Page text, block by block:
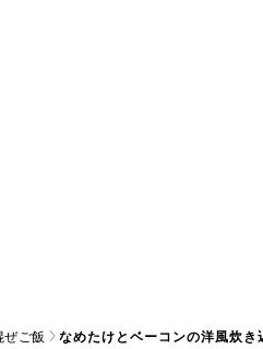
ぜご飯 なめたけとベーコンの洋風炊き